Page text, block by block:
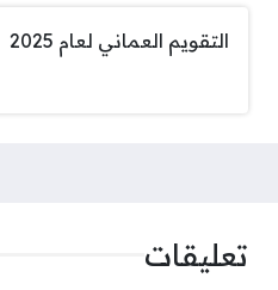
التقويم العماني لعام 2025
تعليقات